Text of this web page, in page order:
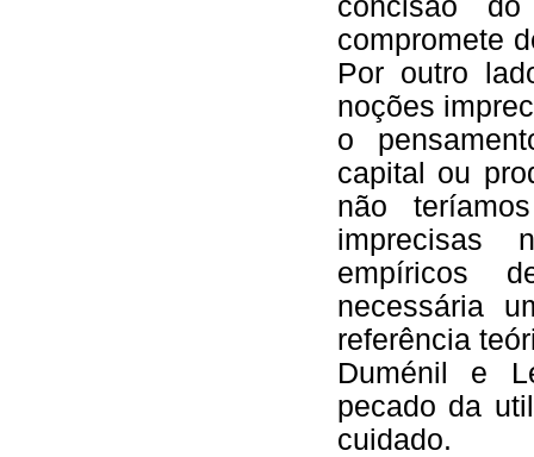
concisão
compromete
Por outro
noções
o
capital ou
não
imprecisas
empíricos
necessária
referência
Duménil e
pecado da
cuidado.